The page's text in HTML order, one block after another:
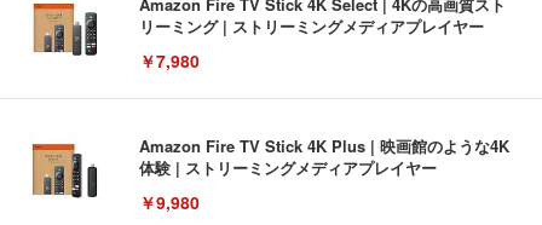
リーミング | ストリーミングメディアプレイヤー
￥7,980
Amazon Fire TV Stick 4K Plus | 映画館のような4K
体験 | ストリーミングメディアプレイヤー
￥9,980